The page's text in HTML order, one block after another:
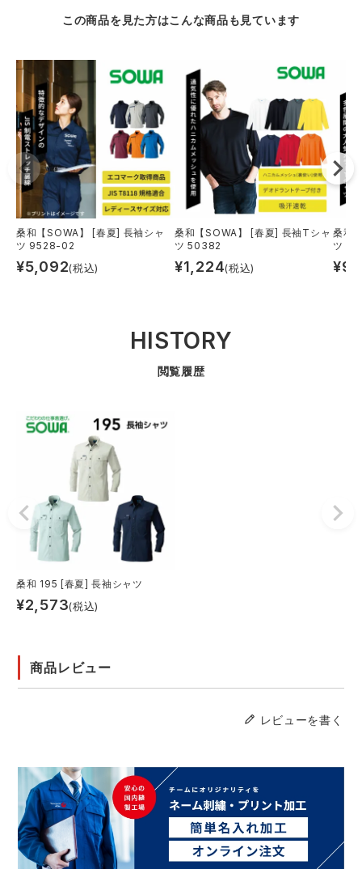
この商品を見た方はこんな商品も見ています
桑和【SOWA】 [春夏] 長袖シャ
ツ 9528-02
¥5,092(税込)
桑和【SOWA】 [春夏] 長袖Tシャ
ツ 50382
¥1,224(税込)
桑和
ツ
¥
HISTORY
閲覧履歴
桑和 195 [春夏] 長袖シャツ
¥2,573(税込)
商品レビュー
レビューを書く